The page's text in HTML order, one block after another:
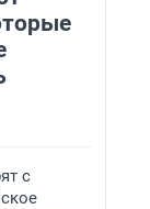
с